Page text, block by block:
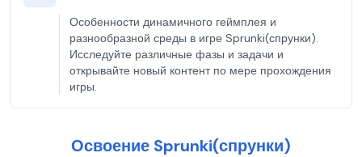
Особенности динамичного геймплея и
разнообразной среды в игре Sprunki(спрунки).
Исследуйте различные фазы и задачи и
открывайте новый контент по мере прохождения
игры.
Освоение Sprunki(спрунки)